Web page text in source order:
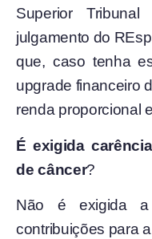
Superior
julgamento do
que, caso tenha
upgrade financeiro
renda proporcional
É exigida
de câncer?
Não é exigida
contribuições para